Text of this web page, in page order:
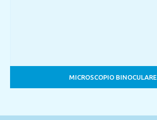
MICROSCOPIO BINOCULARE